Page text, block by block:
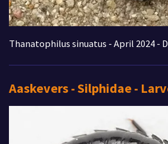
Thanatophilus sinuatus - April 2024 -
Aaskevers -Silphidae -